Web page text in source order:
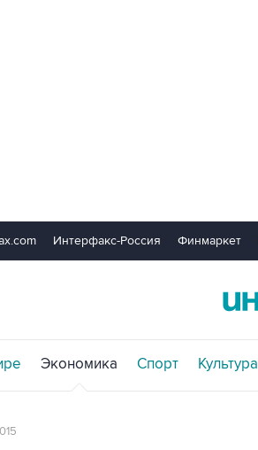
Интерфакс-Россия Финмаркет
Экономика Спорт Культура